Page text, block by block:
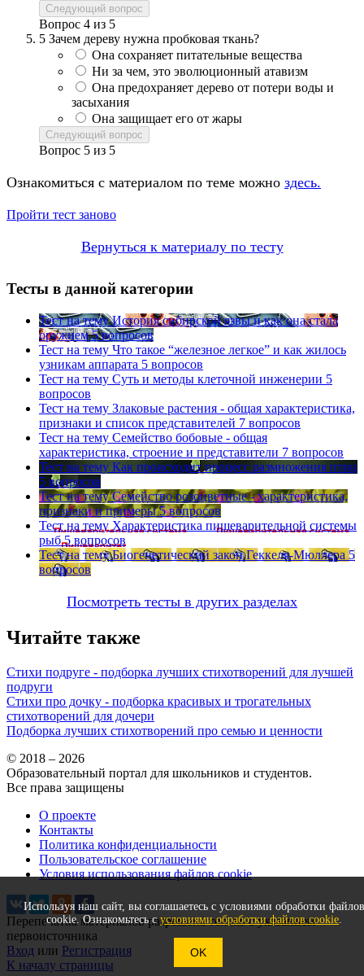
Следующий вопрос
Вопрос 4 из 5
5 Зачем дереву нужна пробковая ткань?
Она сохраняет питательные вещества
Ни за чем, это эволюционный атавизм
Она предохраняет дерево от потери воды и
засыхания
Она защищает его от жары
Следующий вопрос
Вопрос 5 из 5
Ознакомиться с материалом по теме можно здесь.
Пройти тест заново
Вернуться к материалу по тесту
Тесты в данной категории
Тест на тему История сибирской язвы и как она стала
оружием 5 вопросов
Тест на тему Что такое “железное легкое” и как жилось
узникам аппарата 5 вопросов
Тест на тему Суть и методы клеточной инженерии 5
вопросов
Тест на тему Злаковые растения - общая характеристика,
признаки и список представителей 7 вопросов
Тест на тему Семейство бобовые - общая
характеристика, строение и представители 7 вопросов
Тест на тему Как происходит процесс размножения птиц
5 вопросов
Тест на тему Семейство розоцветные - характеристика,
признаки и примеры 5 вопросов
Тест на тему Характеристика пищеварительной системы
рыб 5 вопросов
Тест на тему Биогенетический закон Геккеля-Мюллера 5
вопросов
Посмотреть тесты в других разделах
Читайте также
Стихи подруге - подборка лучших стихотворений для лучшей
подруги
Стихи про дочку - подборка красивых и трогательных
стихотворений для дочери
Подборка лучших стихотворений про семью и ценности
Используя наш сайт, вы соглашаетесь с условиями обработки файлов
cookie. Ознакомьтесь сусловиями обработки файлов cookie.
OK
© 2018 – 2026
Образовательный портал для школьников и студентов.
Все права защищены
О проекте
Контакты
Политика конфиденциальности
Пользовательское соглашение
Условия использования файлов cookie
Перепечатка материалов разрешена только с указанием
первоисточника
Вход или Регистрация
К началу страницы